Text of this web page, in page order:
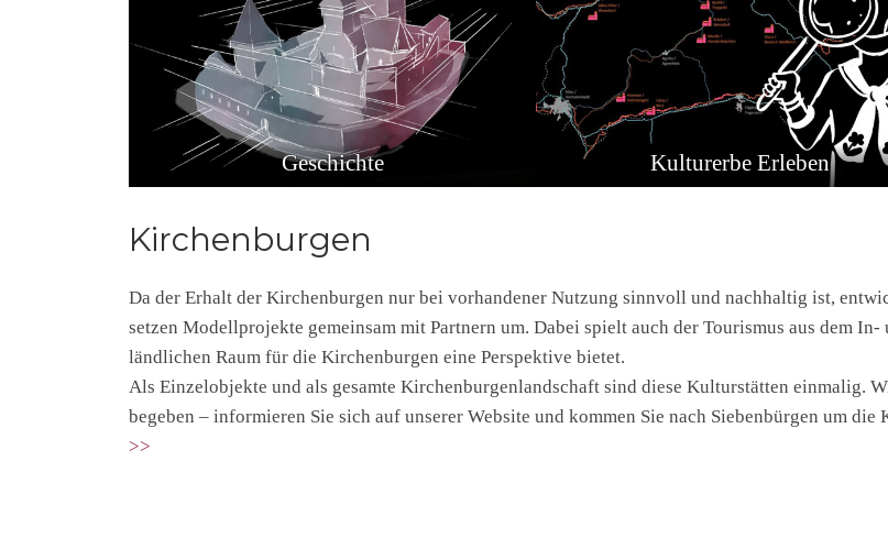
Geschichte Kulturerbe Erleben
Kirchenburgen
Da der Erhalt der Kirchenburgen nur bei vorhandener Nutzung sinnvoll und nachhaltig ist,
setzen Modellprojekte gemeinsam mit Partnern um. Dabei spielt auch der Tourismus aus dem
ländlichen Raum für die Kirchenburgen eine Perspektive bietet.
Als Einzelobjekte und als gesamte Kirchenburgenlandschaft sind diese Kulturstätten einmalig.
begeben – informieren Sie sich auf unserer Website und kommen Sie nach Siebenbürgen um
>>